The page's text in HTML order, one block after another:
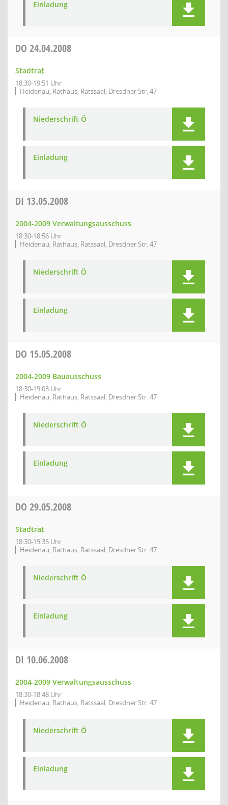
Einladung
DO 24.04.2008
Stadtrat
18:30-19:51 Uhr
Heidenau, Rathaus, Ratssaal, Dresdner Str. 47
Niederschrift Ö
Einladung
DI 13.05.2008
2004-2009 Verwaltungsausschuss
18:30-18:56 Uhr
Heidenau, Rathaus, Ratssaal, Dresdner Str. 47
Niederschrift Ö
Einladung
DO 15.05.2008
2004-2009 Bauausschuss
18:30-19:03 Uhr
Heidenau, Rathaus, Ratssaal, Dresdner Str. 47
Niederschrift Ö
Einladung
DO 29.05.2008
Stadtrat
18:30-19:35 Uhr
Heidenau, Rathaus, Ratssaal, Dresdner Str. 47
Niederschrift Ö
Einladung
DI 10.06.2008
2004-2009 Verwaltungsausschuss
18:30-18:48 Uhr
Heidenau, Rathaus, Ratssaal, Dresdner Str. 47
Niederschrift Ö
Einladung